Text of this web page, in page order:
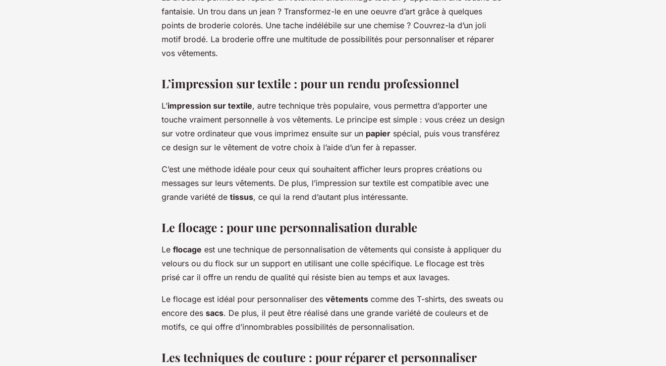
fantaisie. Un trou dans un jean ? Transformez-le en une oeuvre d’art grâce à quelques
points de broderie colorés. Une tache indélébile sur une chemise ? Couvrez-la d’un joli
motif brodé. La broderie offre une multitude de possibilités pour personnaliser et réparer
vos vêtements.
L’impression sur textile : pour un rendu professionnel
L’impression sur textile, autre technique très populaire, vous permettra d’apporter une
touche vraiment personnelle à vos vêtements. Le principe est simple : vous créez un design
sur votre ordinateur que vous imprimez ensuite sur un papier spécial, puis vous transférez
ce design sur le vêtement de votre choix à l’aide d’un fer à repasser.
C’est une méthode idéale pour ceux qui souhaitent afficher leurs propres créations ou
messages sur leurs vêtements. De plus, l’impression sur textile est compatible avec une
grande variété de tissus, ce qui la rend d’autant plus intéressante.
Le flocage : pour une personnalisation durable
Le flocage est une technique de personnalisation de vêtements qui consiste à appliquer du
velours ou du flock sur un support en utilisant une colle spécifique. Le flocage est très
prisé car il offre un rendu de qualité qui résiste bien au temps et aux lavages.
Le flocage est idéal pour personnaliser des vêtements comme des T-shirts, des sweats ou
encore des sacs. De plus, il peut être réalisé dans une grande variété de couleurs et de
motifs, ce qui offre d’innombrables possibilités de personnalisation.
Les techniques de couture : pour réparer et personnaliser